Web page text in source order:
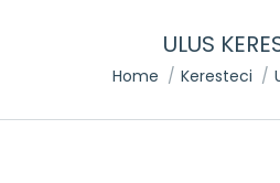
ULUS
You are here:
Home Keresteci